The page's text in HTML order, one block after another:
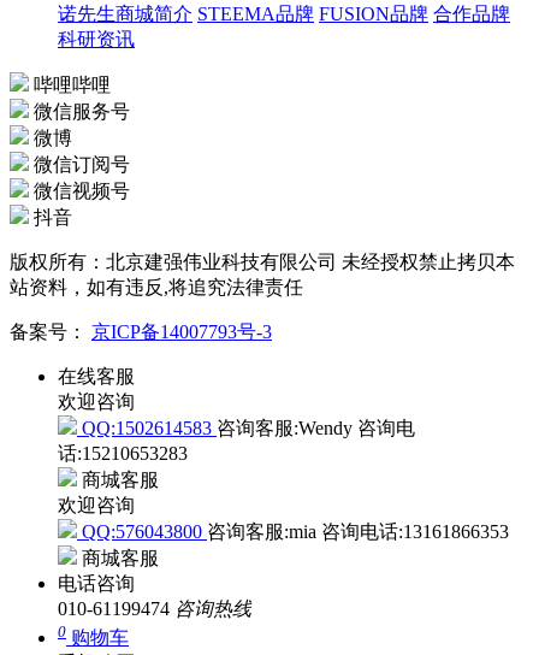
诺先生商城简介 STEEMA品牌 FUSION品牌 合作品牌
科研资讯
哔哩哔哩
微信服务号
微博
微信订阅号
微信视频号
抖音
版权所有：北京建强伟业科技有限公司 未经授权禁止拷贝本
站资料，如有违反,将追究法律责任
备案号： 京ICP备14007793号-3
在线客服
欢迎咨询
QQ:1502614583 咨询客服:Wendy 咨询电
话:15210653283
商城客服
欢迎咨询
QQ:576043800 咨询客服:mia 咨询电话:13161866353
商城客服
电话咨询
010-61199474 咨询热线
0 购物车